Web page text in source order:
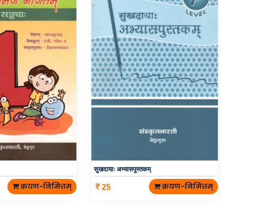
क्रयण-निमित्तम्
सुखदायाः अभ्यासपुस्तकम्
25 क्रयण-निमित्तम्